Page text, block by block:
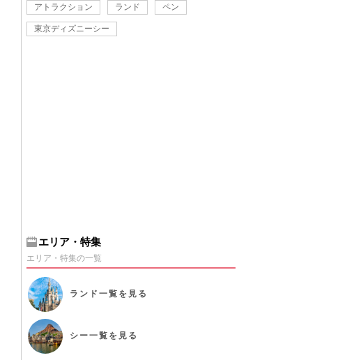
アトラクション ランド ペン
東京ディズニーシー
エリア・特集
エリア・特集の一覧
ランド 一覧を見る
シー一覧を見る